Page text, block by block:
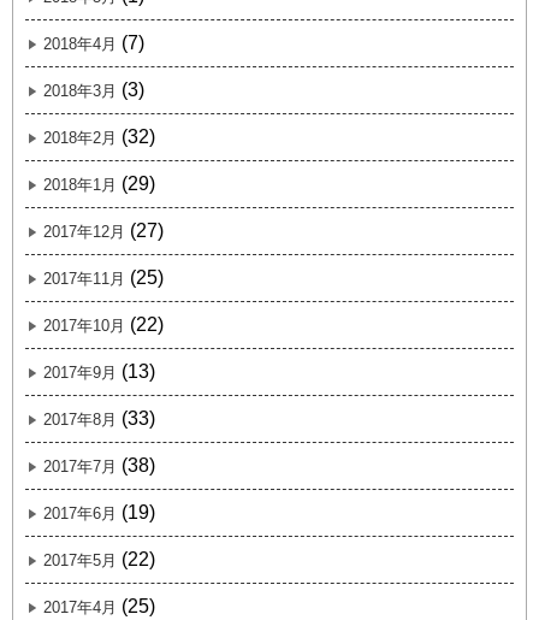
2018年4月 (7)
2018年3月 (3)
2018年2月 (32)
2018年1月 (29)
2017年12月 (27)
2017年11月 (25)
2017年10月 (22)
2017年9月 (13)
2017年8月 (33)
2017年7月 (38)
2017年6月 (19)
2017年5月 (22)
2017年4月 (25)